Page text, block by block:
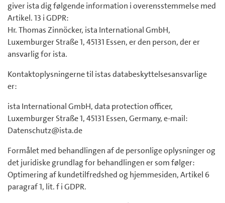
giver ista dig følgende information i overensstemmelse med
Artikel. 13 i GDPR:
Hr. Thomas Zinnöcker, ista International GmbH,
Luxemburger Straße 1, 45131 Essen, er den person, der er
ansvarlig for ista.
Kontaktoplysningerne til istas databeskyttelsesansvarlige
er:
ista International GmbH, data protection officer,
Luxemburger Straße 1, 45131 Essen, Germany, e-mail:
Datenschutz@ista.de
Formålet med behandlingen af de personlige oplysninger og
det juridiske grundlag for behandlingen er som følger:
Optimering af kundetilfredshed og hjemmesiden, Artikel 6
paragraf 1, lit. f i GDPR.